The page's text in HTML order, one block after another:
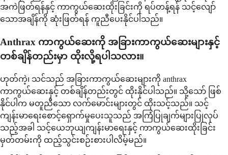
အကဲဖြတ်ရန်နှင့် ကာကွယ်ဆေးထိုးခြင်းကို ရပ်တန့်ရန် သင့်လျော်
သောအချိန်ကို ဆုံးဖြတ်ရန် ကူညီပေးနိုင်ပါသည်။
Anthrax ကာကွယ်ဆေးကို အခြားကာကွယ်ဆေးများနှင့်
တစ်ချိန်တည်းမှာ ထိုးလို့ရပါသလား။
ဟုတ်ကဲ့၊ သင်သည် အခြားကာကွယ်ဆေးများကို anthrax
ကာကွယ်ဆေးနှင့် တစ်ချိန်တည်းတွင် ထိုးနိုင်ပါသည်။ သို့သော် ဖြစ်
နိုင်ပါက မတူညီသော လက်မောင်းများတွင် ထိုးသင့်သည်။ သင့်
ကျန်းမာရေးစောင့်ရှောက်မှုပေးသူသည် အကြံပြုချက်များပြုလုပ်
သည့်အခါ သင့်ယေဘုယျကျန်းမာရေးနှင့် ကာကွယ်ဆေးထိုးခြင်း
မှတ်တမ်းကို ထည့်သွင်းစဉ်းစားပါလိမ့်မည်။